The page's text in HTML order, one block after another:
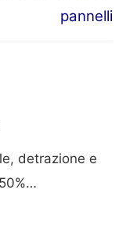
pannelli
detrazione e